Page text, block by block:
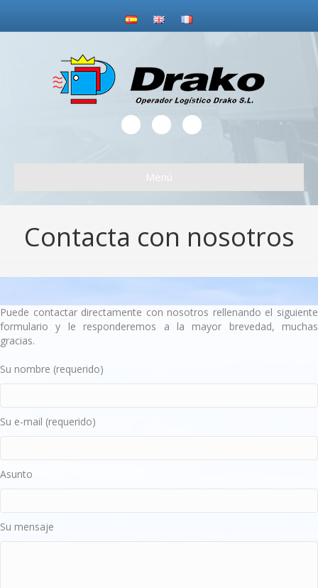
FacebookGoogle Email
Menú
Contacta con nosotros
Puede contactar directamente con nosotros rellenando el siguiente
formulario y le responderemos a la mayor brevedad, muchas
gracias.
Su nombre (requerido)
Su e-mail (requerido)
Asunto
Su mensaje